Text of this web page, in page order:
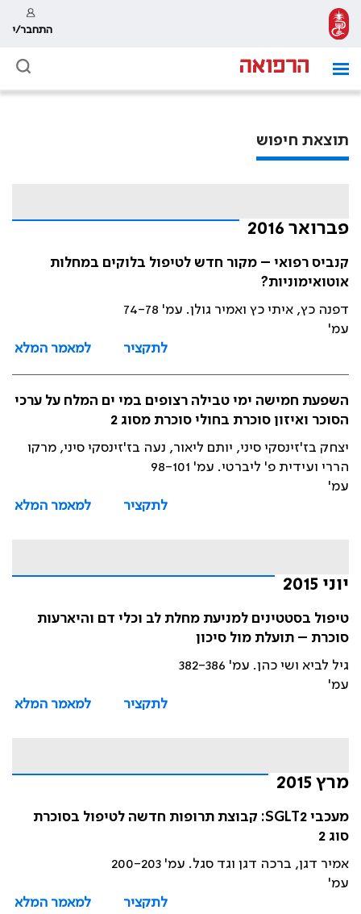
התחבר/י
תוצאת חיפוש
פברואר 2016
קנביס רפואי – מקור חדש לטיפול בלוקים במחלות
אוטואימוניות?
דפנה כץ, איתי כץ ואמיר גולן. עמ' 74-78
עמ'
לתקציר
למאמר המלא
השפעת חמישה ימי טבילה רצופים במי ים המלח על ערכי
הסוכר ואיזון סוכרת בחולי סוכרת מסוג 2
יצחק בז'זינסקי סיני, יותם ליאור, נעה בז'זינסקי סיני, מרקו
הררי ועידית פ' ליברטי. עמ' 98-101
עמ'
לתקציר
למאמר המלא
יוני 2015
טיפול בסטטינים למניעת מחלת לב וכלי דם והיארעות
סוכרת – תועלת מול סיכון
גיל לביא ושי כהן. עמ' 382-386
עמ'
לתקציר
למאמר המלא
מרץ 2015
מעכבי SGLT2: קבוצת תרופות חדשה לטיפול בסוכרת
סוג 2
אמיר דגן, ברכה דגן וגד סגל. עמ' 200-203
עמ'
לתקציר
למאמר המלא